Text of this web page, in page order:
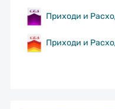
Приходи и
Приходи и